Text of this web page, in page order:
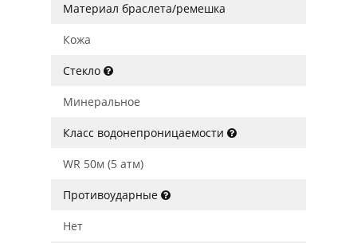
Материал браслета/ремешка
Кожа
Стекло
Минеральное
Класс водонепроницаемости
WR 50м (5 атм)
Противоударные
Нет